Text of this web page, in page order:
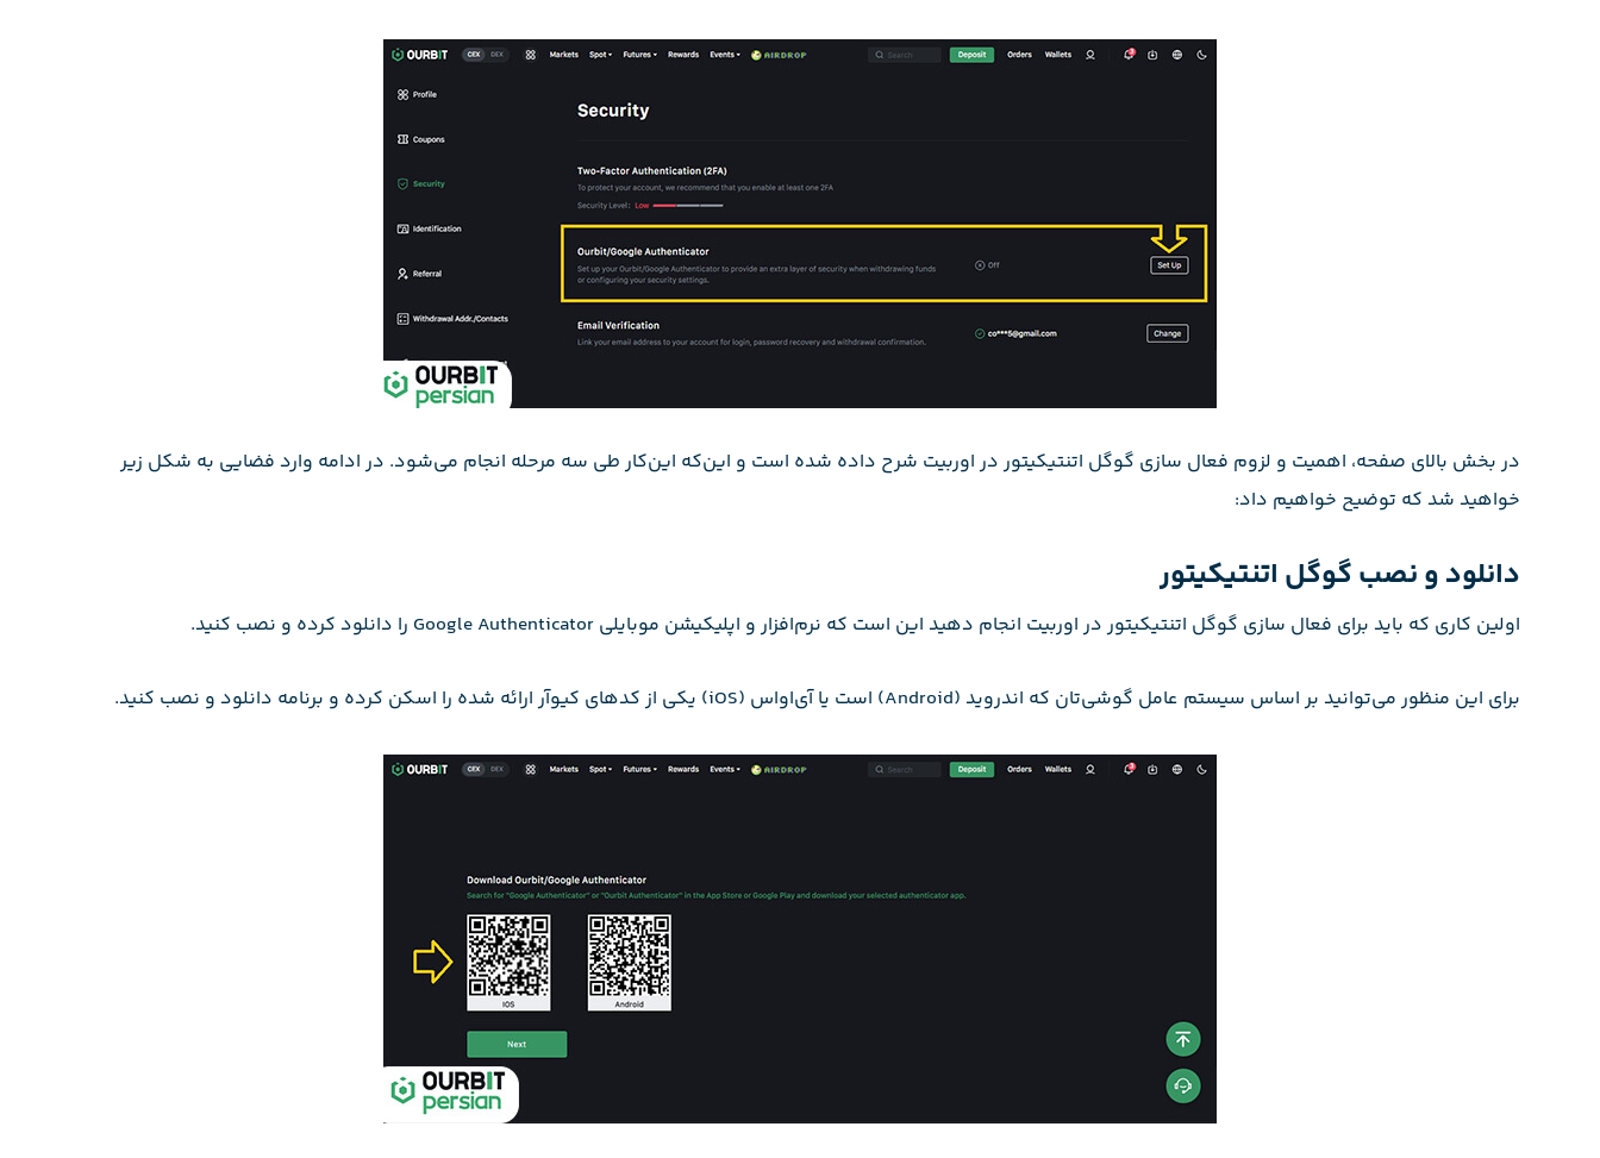
در بخش بالای صفحه، اهمیت و لزوم فعال سازی گوگل اتنتیکیتور در اوربیت شرح داده شده است و این‌که این‌کار طی سه مرحله انجام می‌شود. در ادامه وارد فضایی به شکل زیر
خواهید شد که توضیح خواهیم داد:
دانلود و نصب گوگل اتنتیکیتور
اولین کاری که باید برای فعال سازی گوگل اتنتیکیتور در اوربیت انجام دهید این است که نرم‌افزار و اپلیکیشن موبایلی Google Authenticator را دانلود کرده و نصب کنید.
برای این منظور می‌توانید بر اساس سیستم عامل گوشی‌تان که اندروید (Android) است یا آی‌او‌اس (iOS) یکی از کدهای کیوآر ارائه شده را اسکن کرده و برنامه دانلود و نصب کنید.